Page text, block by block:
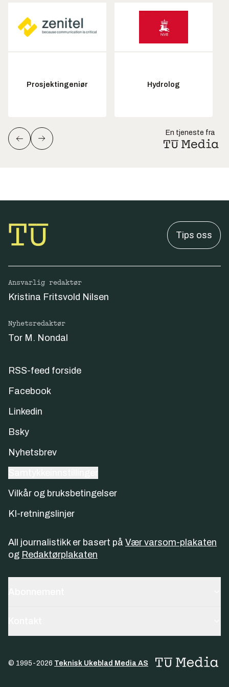
Prosjektingeniør Hydrolog
En tjeneste fra
Tips oss
Ansvarlig redaktør
Kristina Fritsvold Nilsen
Nyhetsredaktør
Tor M. Nondal
RSS-feed forside
Facebook
Linkedin
Bsky
Nyhetsbrev
Vilkår og bruksbetingelser
KI-retningslinjer
All journalistikk er basert på Vær varsom-plakaten
og Redaktørplakaten
© 1995-2026 Teknisk Ukeblad Media AS